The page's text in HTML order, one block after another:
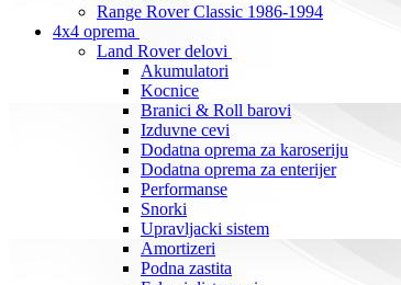
Range Rover Classic 1986-1994
4x4 oprema
Land Rover delovi
Akumulatori
Kocnice
Branici & Roll barovi
Izduvne cevi
Dodatna oprema za karoseriju
Dodatna oprema za enterijer
Performanse
Snorki
Upravljacki sistem
Amortizeri
Podna zastita